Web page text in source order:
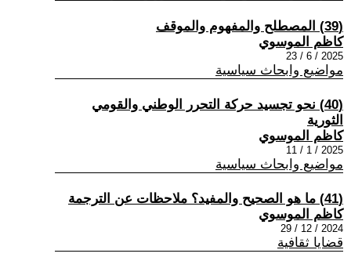
(39) المصطلح والمفهوم والموقف
كاظم الموسوي
2025 / 6 / 23
مواضيع وابحاث سياسية
(40) نحو تجسيد حركة التحرر الوطني والقومي
الثورية
كاظم الموسوي
2025 / 1 / 11
مواضيع وابحاث سياسية
(41) ما هو الصحيح والمفيد؟ ملاحظات عن الترجمة
كاظم الموسوي
2024 / 12 / 29
قضايا ثقافية